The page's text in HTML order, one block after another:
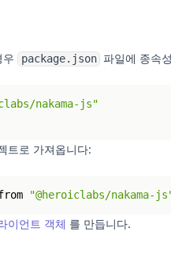
우
package.json 파일에 종속
nakama-js"
트로 가져옵니다:
"@heroiclabs/nakama-
이언트 객체 를 만듭니다.